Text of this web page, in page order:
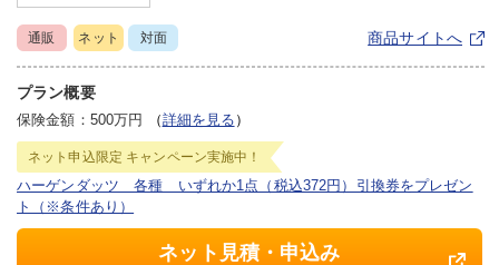
ネット見積・申込み
通販 ネット 対面 商品サイトへ
プラン概要
保険金額：500万円 （詳細を見る ）
ネット申込限定 キャンペーン実施中！
ハーゲンダッツ 各種 いずれか1点（税込372円）引換券をプレゼン
ト（※条件あり）